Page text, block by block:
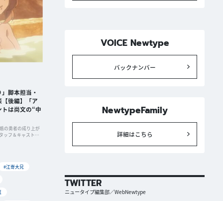
脚本担当・
後編】「ア
は尚文の“中
の勇者の成り上が
ッフ＆キャストに
#江嵜大兄
VOICE Newtype
バックナンバー
NewtypeFamily
詳細はこちら
TWITTER
ニュータイプ編集部／WebNewtype